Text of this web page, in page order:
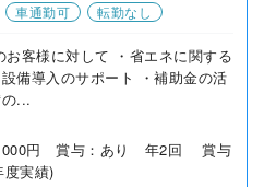
車通勤可 転勤なし
お客様に対して ・省エネに関する
備導入のサポート ・補助金の活
...
円 賞与：あり 年2回 賞与
度実績)